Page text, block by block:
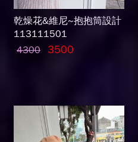
乾燥花&維尼~抱抱筒設計
113111501
4300 3500